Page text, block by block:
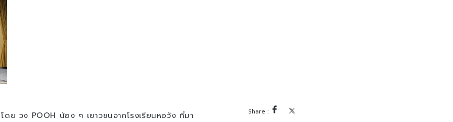
ย วง POOH น้อง ๆ เยาวชนจากโรงเรียนหอวัง ที่มา